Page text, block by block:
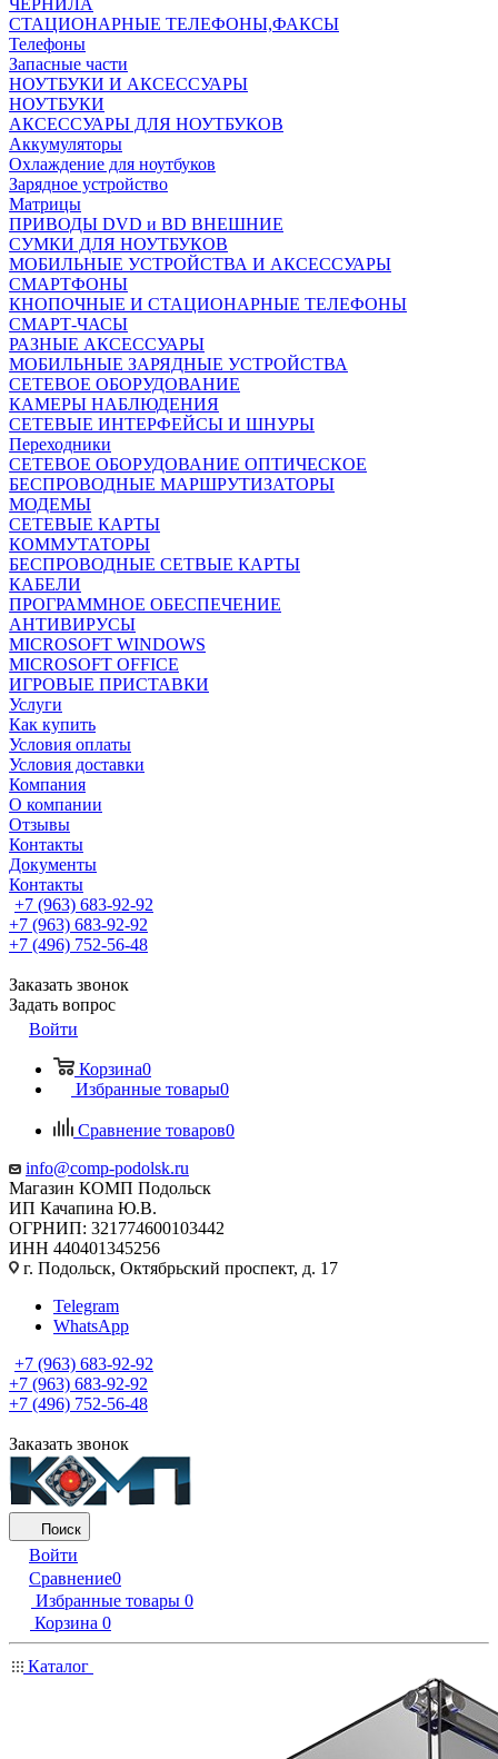
ЧЕРНИЛА
СТАЦИОНАРНЫЕ ТЕЛЕФОНЫ,ФАКСЫ
Телефоны
Запасные части
НОУТБУКИ И АКСЕССУАРЫ
НОУТБУКИ
АКСЕССУАРЫ ДЛЯ НОУТБУКОВ
Аккумуляторы
Охлаждение для ноутбуков
Зарядное устройство
Матрицы
ПРИВОДЫ DVD и BD ВНЕШНИЕ
СУМКИ ДЛЯ НОУТБУКОВ
МОБИЛЬНЫЕ УСТРОЙСТВА И АКСЕССУАРЫ
СМАРТФОНЫ
КНОПОЧНЫЕ И СТАЦИОНАРНЫЕ ТЕЛЕФОНЫ
СМАРТ-ЧАСЫ
РАЗНЫЕ АКСЕССУАРЫ
МОБИЛЬНЫЕ ЗАРЯДНЫЕ УСТРОЙСТВА
СЕТЕВОЕ ОБОРУДОВАНИЕ
КАМЕРЫ НАБЛЮДЕНИЯ
СЕТЕВЫЕ ИНТЕРФЕЙСЫ И ШНУРЫ
Переходники
СЕТЕВОЕ ОБОРУДОВАНИЕ ОПТИЧЕСКОЕ
БЕСПРОВОДНЫЕ МАРШРУТИЗАТОРЫ
МОДЕМЫ
СЕТЕВЫЕ КАРТЫ
КОММУТАТОРЫ
БЕСПРОВОДНЫЕ СЕТВЫЕ КАРТЫ
КАБЕЛИ
ПРОГРАММНОЕ ОБЕСПЕЧЕНИЕ
АНТИВИРУСЫ
MICROSOFT WINDOWS
MICROSOFT OFFICE
ИГРОВЫЕ ПРИСТАВКИ
Услуги
Как купить
Условия оплаты
Условия доставки
Компания
О компании
Отзывы
Контакты
Документы
Контакты
+7 (963) 683-92-92
+7 (963) 683-92-92
+7 (496) 752-56-48
Заказать звонок
Задать вопрос
Войти
Корзина0
Избранные товары0
Сравнение товаров0
info@comp-podolsk.ru
Магазин КОМП Подольск
ИП Качапина Ю.В.
ОГРНИП: 321774600103442
ИНН 440401345256
г. Подольск, Октябрьский проспект, д. 17
Telegram
WhatsApp
+7 (963) 683-92-92
+7 (963) 683-92-92
+7 (496) 752-56-48
Заказать звонок
Поиск
Войти
Сравнение0
Избранные товары 0
Корзина 0
Каталог